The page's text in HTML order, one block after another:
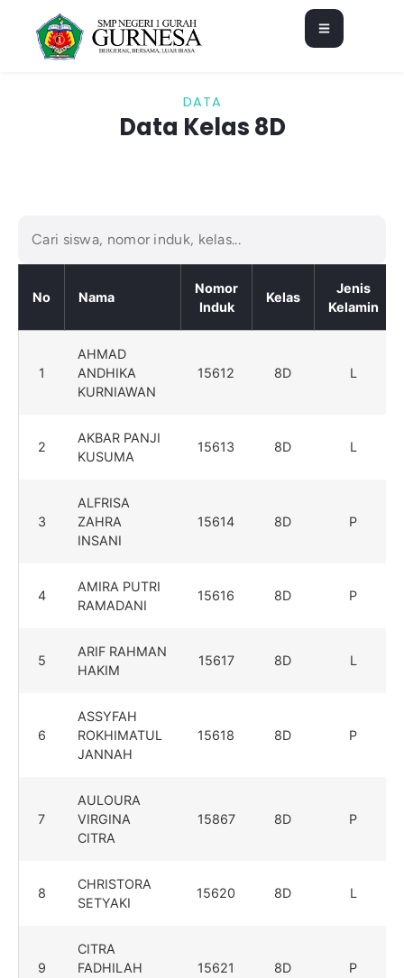
DATA
Data Kelas 8D
No Nama
Nomor
Induk
Kelas
Jenis
Kelamin
1
AHMAD
ANDHIKA
KURNIAWAN
15612 8D L
2
AKBAR PANJI
KUSUMA
15613 8D L
3
ALFRISA
ZAHRA
INSANI
15614 8D P
4
AMIRA PUTRI
RAMADANI
15616 8D P
5
ARIF RAHMAN
HAKIM
15617 8D L
6
ASSYFAH
ROKHIMATUL
JANNAH
15618 8D P
7
AULOURA
VIRGINA
CITRA
15867 8D P
8
CHRISTORA
SETYAKI
15620 8D L
9
CITRA
FADHILAH
15621 8D P